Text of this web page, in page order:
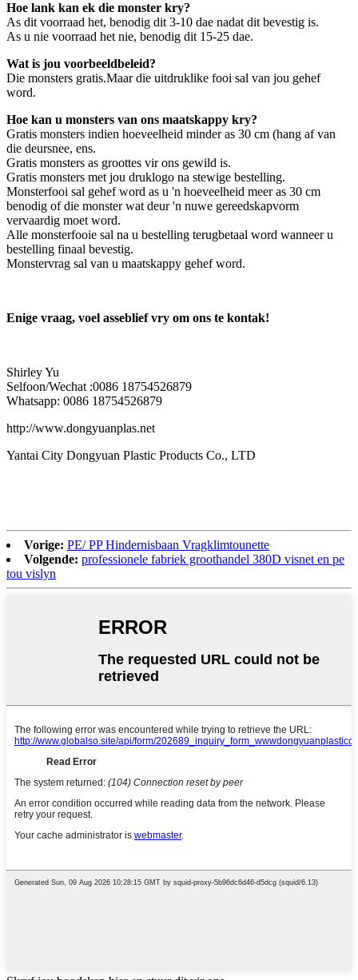
Hoe lank kan ek die monster kry?
As dit voorraad het, benodig dit 3-10 dae nadat dit bevestig is.
As u nie voorraad het nie, benodig dit 15-25 dae.
Wat is jou voorbeeldbeleid?
Die monsters gratis.Maar die uitdruklike fooi sal van jou gehef
word.
Hoe kan u monsters van ons maatskappy kry?
Gratis monsters indien hoeveelheid minder as 30 cm (hang af van
die deursnee, ens.
Gratis monsters as groottes vir ons gewild is.
Gratis monsters met jou druklogo na stewige bestelling.
Monsterfooi sal gehef word as u 'n hoeveelheid meer as 30 cm
benodig of die monster wat deur 'n nuwe gereedskapvorm
vervaardig moet word.
Alle monsterfooie sal na u bestelling terugbetaal word wanneer u
bestelling finaal bevestig.
Monstervrag sal van u maatskappy gehef word.
Enige vraag, voel asseblief vry om ons te kontak!
Shirley Yu
Selfoon/Wechat :0086 18754526879
Whatsapp: 0086 18754526879
http://www.dongyuanplas.net
Yantai City Dongyuan Plastic Products Co., LTD
Vorige: PE/ PP Hindernisbaan Vragklimtounette
Volgende: professionele fabriek groothandel 380D visnet en pe
tou vislyn